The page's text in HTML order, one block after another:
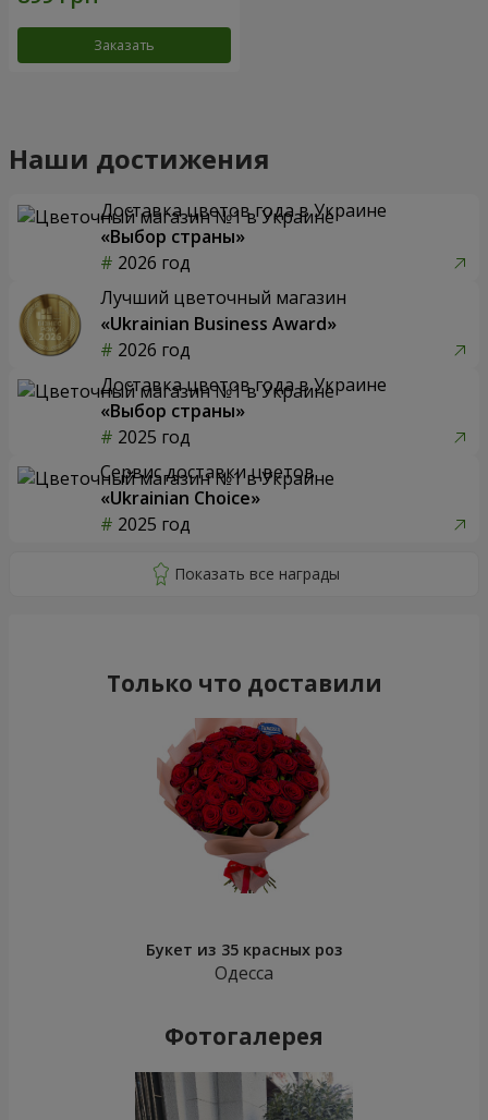
Заказать
Наши достижения
Доставка цветов года в Украине
«Выбор страны»
2026 год
Лучший цветочный магазин
«Ukrainian Business Award»
2026 год
Доставка цветов года в Украине
«Выбор страны»
2025 год
Сервис доставки цветов
«Ukrainian Choice»
2025 год
Только что доставили
Букет из 35 красных роз
Одесса
Фотогалерея